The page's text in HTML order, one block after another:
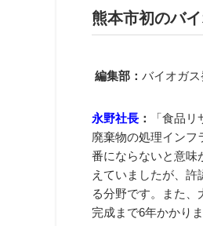
熊本市初のバ
編集部： バイオガス
永野社長 ：
「食品
廃棄物の処理インフ
番にならないと意味
えていましたが、
る分野です。また、
完成まで6年かかり